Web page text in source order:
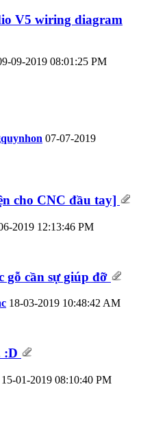
V5 wiring diagram
09-2019 08:01:25 PM
07-07-2019
cho CNC đầu tay]
2019 12:13:46 PM
gỗ cần sự giúp đỡ
18-03-2019 10:48:42 AM
:D
15-01-2019 08:10:40 PM